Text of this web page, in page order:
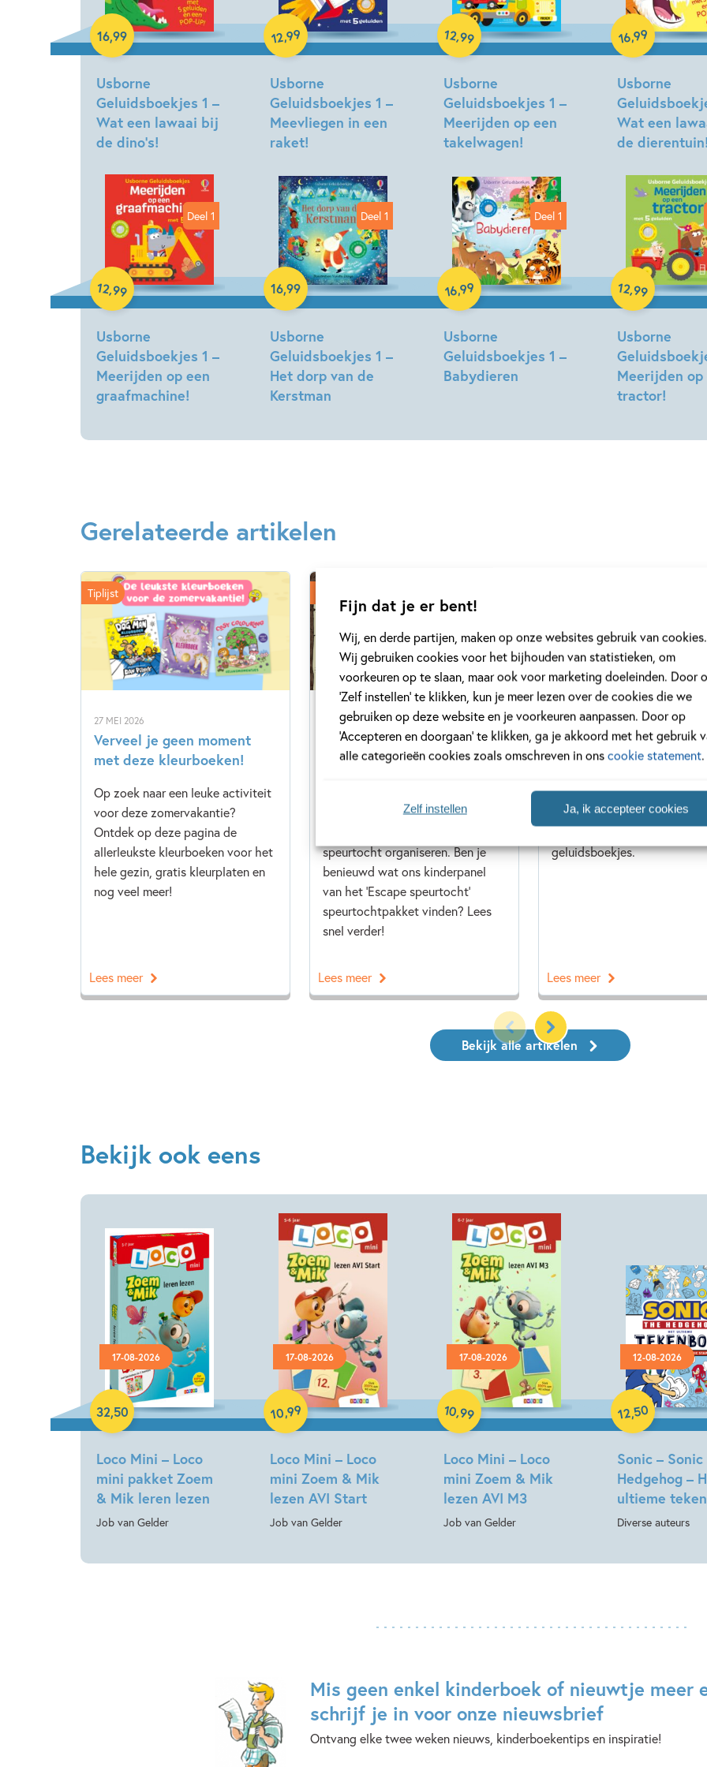
Fijn dat je er bent!
Wij, en derde partijen, maken op onze websites gebruik van cookies.
Wij gebruiken cookies voor het bijhouden van statistieken, om
voorkeuren op te slaan, maar ook voor marketing doeleinden. Door
‘Zelf instellen’ te klikken, kun je meer lezen over de cookies die we
gebruiken op deze website en je voorkeuren aanpassen. Door op
‘Accepteren en doorgaan’ te klikken, ga je akkoord met het gebruik
alle categorieën cookies zoals omschreven in onscookie statement.
Ja, ik accepteer cookies
Zelf instellen
Usborne
Geluidsboekjes 1 –
Wat een lawaai bij
de dino’s!
16,99
Hardcover
Usborne
Geluidsboekjes 1 –
Meevliegen in een
raket!
12,99
Hardcover
Usborne
Geluidsboekjes 1 –
Meerijden op een
takelwagen!
12,99
Hardcover
Usborne
Wat een
de dierentuin!
16,99
Hardcover
Deel 1
Usborne
Geluidsboekjes 1 –
Meerijden op een
graafmachine!
12,99
Hardcover
Deel 1
Usborne
Geluidsboekjes 1 –
Het dorp van de
Kerstman
16,99
Hardcover
Deel 1
Usborne
Geluidsboekjes 1 –
Babydieren
16,99
Hardcover
Usborne
Meerijden op
tractor!
12,99
Hardcover
Gerelateerde artikelen
27 MEI 2026
Verveel je geen moment
met deze kleurboeken!
Op zoek naar een leuke activiteit
voor deze zomervakantie?
Ontdek op deze pagina de
allerleukste kleurboeken voor het
hele gezin, gratis kleurplaten en
nog veel meer!
Tiplijst
Lees meer
17 JULI 2024
Ons Kinderpanel test een
Escape-speurtocht!
speurtochtenpakket kan je in een
speurtocht organiseren. Ben je
benieuwd wat ons kinderpanel
van het 'Escape speurtocht'
speurtochtpakket vinden? Lees
snel verder!
Lees meer
11 JUNI 2024
De leukste en mooiste
geluidsboekjes
Breng jouw boek tot leven
slechts een druk op de knop.
Ontdek de leukste en
geluidsboekjes.
Lees meer
Bekijk alle artikelen
Bekijk ook eens
17-08-2026
Loco Mini – Loco
mini pakket Zoem
& Mik leren lezen
Job van Gelder
32,50
Paperback
17-08-2026
Loco Mini – Loco
mini Zoem & Mik
lezen AVI Start
Job van Gelder
10,99
Paperback
17-08-2026
Loco Mini – Loco
mini Zoem & Mik
lezen AVI M3
Job van Gelder
10,99
Paperback
12-08-2026
Sonic –
Hedgehog –
ultieme
Diverse auteurs
12,50
Paperback
Mis geen enkel kinderboek of nieuwtje meer
schrijf je in voor onze nieuwsbrief
Ontvang elke twee weken nieuws, kinderboekentips en inspiratie!